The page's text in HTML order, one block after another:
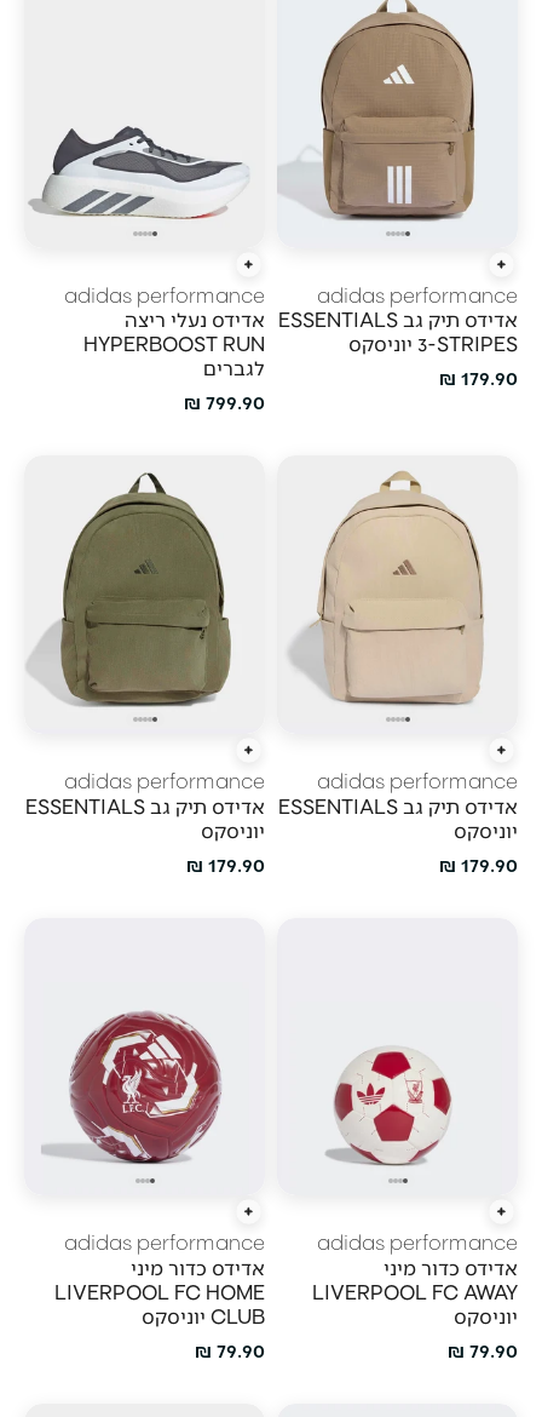
הוסף לעגלה
adidas performance
אדידס תיק גב ESSENTIALS
3-STRIPES יוניסקס
מחיר מבצע
179.90 ₪
הוספה מהירה
adidas performance
אדידס נעלי ריצה
HYPERBOOST RUN
לגברים
מחיר מבצע
799.90 ₪
הוסף לעגלה
adidas performance
אדידס תיק גב ESSENTIALS
יוניסקס
מחיר מבצע
179.90 ₪
הוסף לעגלה
adidas performance
אדידס תיק גב ESSENTIALS
יוניסקס
מחיר מבצע
179.90 ₪
הוסף לעגלה
adidas performance
אדידס כדור מיני
LIVERPOOL FC AWAY
יוניסקס
מחיר מבצע
79.90 ₪
הוסף לעגלה
adidas performance
אדידס כדור מיני
LIVERPOOL FC HOME
CLUB יוניסקס
מחיר מבצע
79.90 ₪